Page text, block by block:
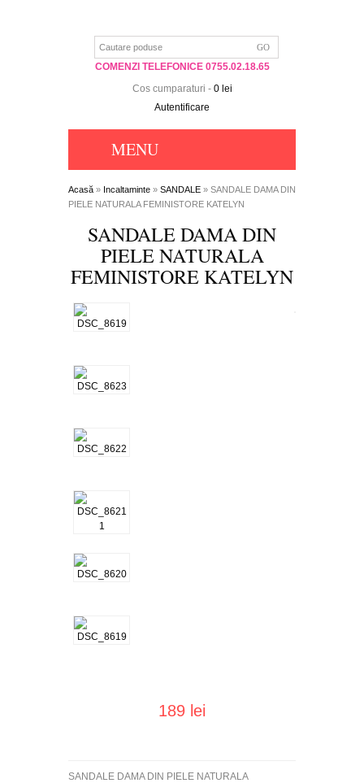
COMENZI TELEFONICE 0755.02.18.65
Cos cumparaturi - 0 lei
Autentificare
MENU
Acasă » Incaltaminte » SANDALE » SANDALE DAMA DIN
PIELE NATURALA FEMINISTORE KATELYN
SANDALE DAMA DIN
PIELE NATURALA
FEMINISTORE KATELYN
189 lei
SANDALE DAMA DIN PIELE NATURALA